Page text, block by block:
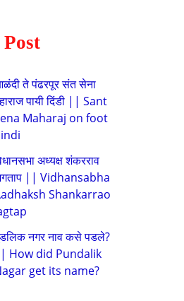
ते पंढरपूर संत सेना
पायी दिंडी || Sant
Maharaj on foot
अध्यक्ष शंकरराव
|| Vidhansabha
Shankarrao
नगर नाव कसे पडले?
How did Pundalik
get its name?